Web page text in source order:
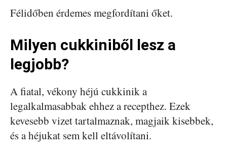
Félidőben érdemes megfordítani őket.
Milyen cukkiniből lesz a
legjobb?
A fiatal, vékony héjú cukkinik a
legalkalmasabbak ehhez a recepthez. Ezek
kevesebb vizet tartalmaznak, magjaik kisebbek,
és a héjukat sem kell eltávolítani.